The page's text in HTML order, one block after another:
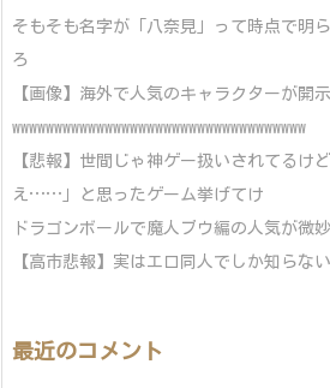
そもそも名字が「八奈見」って時点で明
ろ
【画像】海外で人気のキャラクターが開
wwwwwwwwwwwwwwwwwwwwwwwwwwwwwwwwwww
【悲報】世間じゃ神ゲー扱いされてるけ
え……」と思ったゲーム挙げてけ
ドラゴンボールで魔人ブウ編の人気が微
【高市悲報】実はエロ同人でしか知らな
最近のコメント